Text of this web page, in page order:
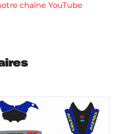
chaîne YouTube